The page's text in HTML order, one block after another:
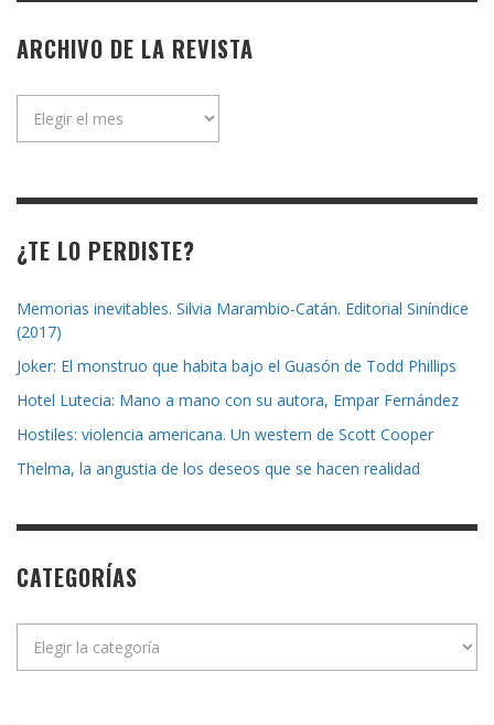
ARCHIVO DE LA REVISTA
¿TE LO PERDISTE?
Memorias inevitables. Silvia Marambio-Catán. Editorial Siníndice
(2017)
Joker: El monstruo que habita bajo el Guasón de Todd Phillips
Hotel Lutecia: Mano a mano con su autora, Empar Fernández
Hostiles: violencia americana. Un western de Scott Cooper
Thelma, la angustia de los deseos que se hacen realidad
CATEGORÍAS